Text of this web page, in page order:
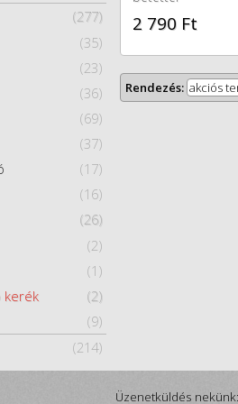
(277)
(35)
(23)
(36)
(69)
(37)
(17)
(16)
(26)
(2)
(1)
(2)
kerék
(9)
(214)
2 790 Ft
Rendezés: akciós
Üzenetküldés nekünk: